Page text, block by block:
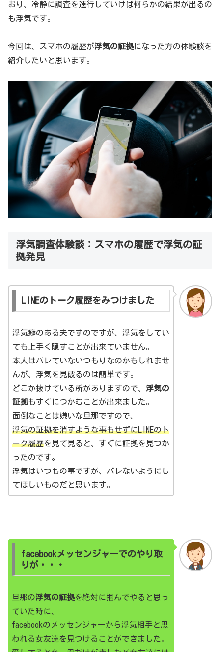
おり、冷静に調査を進行していけば何らかの結果が出るの
も浮気です。
今回は、スマホの履歴が浮気の証拠になった方の体験談を
紹介したいと思います。
浮気調査体験談：スマホの履歴で浮気の証
拠発見
LINEのトーク履歴をみつけました
浮気癖のある夫ですのですが、浮気をしてい
ても上手く隠すことが出来ていません。
本人はバレていないつもりなのかもしれませ
んが、浮気を見破るのは簡単です。
どこか抜けている所がありますので、 浮気の
証拠もすぐにつかむことが出来ました。
面倒なことは嫌いな旦那ですので、
浮気の証拠を消すような事もせずにLINEのト
ーク履歴を見て見ると、すぐに証拠を見つか
ったのです。
浮気はいつもの事ですが、バレないようにし
てほしいものだと思います。
facebookメッセンジャーでのやり取
りが・・・
旦那の浮気の証拠を絶対に掴んでやると思っ
ていた時に、
facebookのメッセンジャーから浮気相手と思
われる女友達を見つけることができました。